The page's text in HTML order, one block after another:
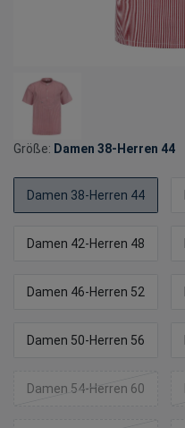
Größe: Damen 38-Herren 44
Damen 38-Herren 44
Damen 42-Herren 48
Damen 46-Herren 52
Damen 50-Herren 56
Damen 54-Herren 60